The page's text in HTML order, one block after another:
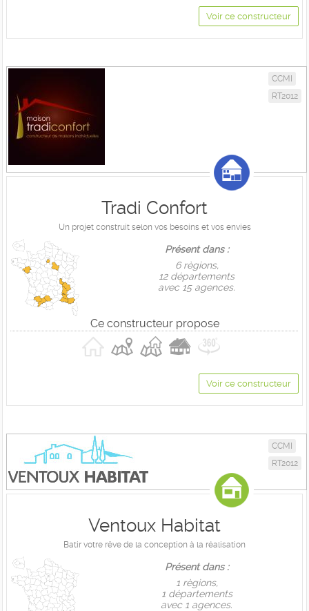
Voir ce constructeur
CCMI
RT2012
Tradi Confort
Un projet construit selon vos besoins et vos envies
Présent dans :
6 règions,
12 départements
avec 15 agences.
Ce constructeur propose
Voir ce constructeur
CCMI
RT2012
Ventoux Habitat
Batir votre rêve de la conception à la réalisation
Présent dans :
1 règions,
1 départements
avec 1 agences.